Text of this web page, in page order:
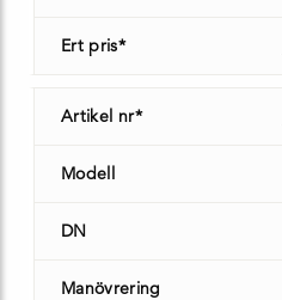
Ert pris*
Artikel nr*
Modell
DN
Manövrering